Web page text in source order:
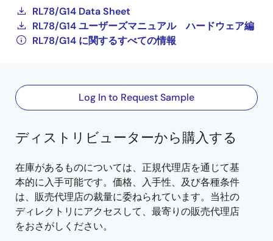
RL78/G14 Data Sheet
RL78/G14 ユーザーズマニュアル ハードウェア編
RL78/G14 に関するすべての情報
Log In to Request Sample
ディストリビューターから購入する
在庫があるものについては、正規代理店を通じて基
本的に入手可能です。価格、入手性、及び各種条件
は、販売代理店の裁量に委ねられています。当社の
ディレクトリにアクセスして、最寄りの販売代理店
をおさがしください。